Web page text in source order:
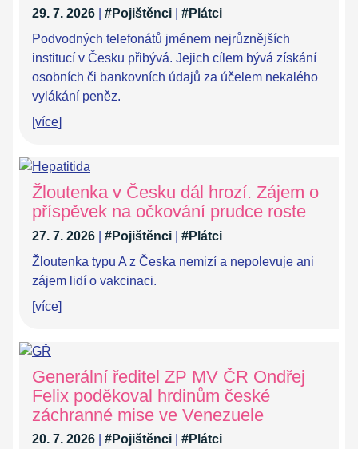
29. 7. 2026 #Pojištěnci
#Plátci
Podvodných telefonátů jménem nejrůznějších
institucí v Česku přibývá. Jejich cílem bývá získání
osobních či bankovních údajů za účelem nekalého
vylákání peněz.
[více]
Žloutenka v Česku dál hrozí. Zájem o
příspěvek na očkování prudce roste
27. 7. 2026 #Pojištěnci
#Plátci
Žloutenka typu A z Česka nemizí a nepolevuje ani
zájem lidí o vakcinaci.
[více]
Generální ředitel ZP MV ČR Ondřej
Felix poděkoval hrdinům české
záchranné mise ve Venezuele
20. 7. 2026 #Pojištěnci
#Plátci